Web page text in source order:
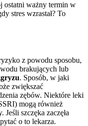
ostatni ważny termin w
stres wzrastał? To
z powodu sposobu,
brakujących lub
. Sposób, w jaki
zwiększać
zębów. Niektóre leki
mogą również
szczęka zaczęła
o to lekarza.